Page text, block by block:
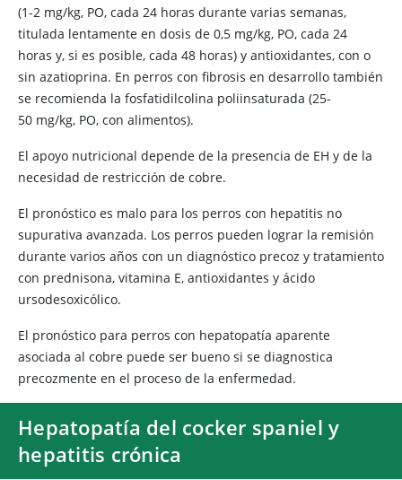
(1-2 mg/kg, PO, cada 24 horas durante varias semanas,
titulada lentamente en dosis de 0,5 mg/kg, PO, cada 24
horas y, si es posible, cada 48 horas) y antioxidantes, con o
sin azatioprina. En perros con fibrosis en desarrollo también
se recomienda la fosfatidilcolina poliinsaturada (25-
50 mg/kg, PO, con alimentos).
El apoyo nutricional depende de la presencia de EH y de la
necesidad de restricción de cobre.
El pronóstico es malo para los perros con hepatitis no
supurativa avanzada. Los perros pueden lograr la remisión
durante varios años con un diagnóstico precoz y tratamiento
con prednisona, vitamina E, antioxidantes y ácido
ursodesoxicólico.
El pronóstico para perros con hepatopatía aparente
asociada al cobre puede ser bueno si se diagnostica
precozmente en el proceso de la enfermedad.
Hepatopatía del cocker spaniel y
hepatitis crónica